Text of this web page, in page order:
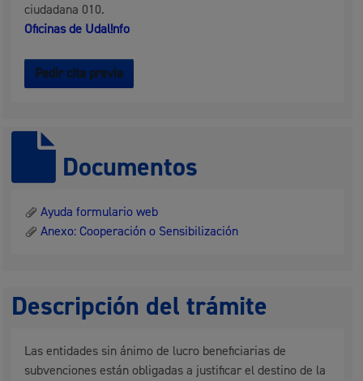
ciudadana 010.
Oficinas de Udal!nfo
Pedir cita previa
Documentos
Ayuda formulario web
Anexo: Cooperación o Sensibilización
Descripción del trámite
Las entidades sin ánimo de lucro beneficiarias de
subvenciones están obligadas a justificar el destino de la